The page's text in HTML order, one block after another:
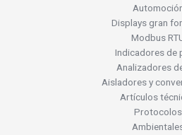
Displays gran
Modbus
Indicadores de
Analizadores
Aisladores y
Artículos
Protocolos